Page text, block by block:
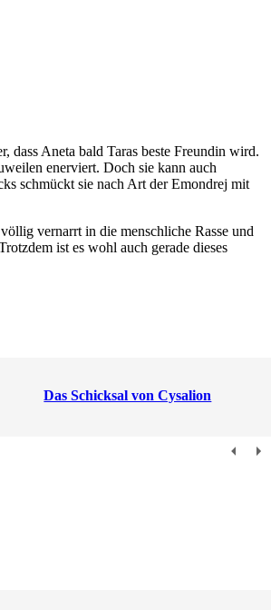
dass Aneta bald Taras beste Freundin wird.
enerviert. Doch sie kann auch
schmückt sie nach Art der Emondrej mit
vernarrt in die menschliche Rasse und
ist es wohl auch gerade dieses
Das Schicksal von Cysalion